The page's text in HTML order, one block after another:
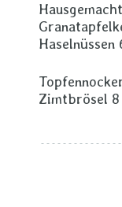
Haselnüssen
Zimtbrösel 8